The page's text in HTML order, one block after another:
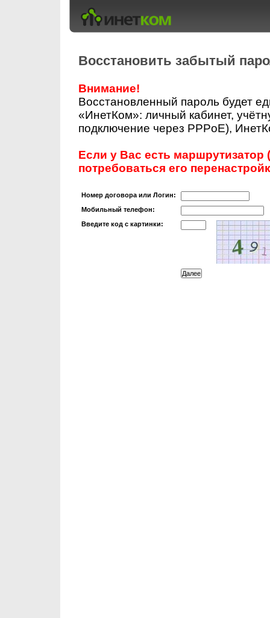
Восстановить забытый
Внимание!
Восстановленный пароль будет
«ИнетКом»: личный кабинет,
подключение через PPPoE),
Если у Вас есть маршрутизатор
потребоваться его
Номер договора или Логин:
Мобильный телефон:
Введите код с картинки: